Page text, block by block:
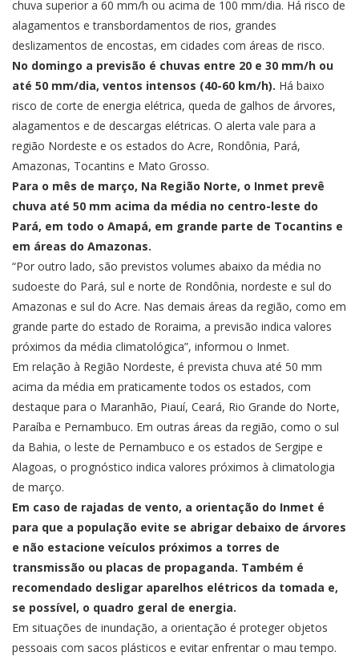
chuva superior a 60 mm/h ou acima de 100 mm/dia. Há risco de
alagamentos e transbordamentos de rios, grandes
deslizamentos de encostas, em cidades com áreas de risco.
No domingo a previsão é chuvas entre 20 e 30 mm/h ou
até 50 mm/dia, ventos intensos (40-60 km/h). Há baixo
risco de corte de energia elétrica, queda de galhos de árvores,
alagamentos e de descargas elétricas. O alerta vale para a
região Nordeste e os estados do Acre, Rondônia, Pará,
Amazonas, Tocantins e Mato Grosso.
Para o mês de março, Na Região Norte, o Inmet prevê
chuva até 50 mm acima da média no centro-leste do
Pará, em todo o Amapá, em grande parte de Tocantins e
em áreas do Amazonas.
“Por outro lado, são previstos volumes abaixo da média no
sudoeste do Pará, sul e norte de Rondônia, nordeste e sul do
Amazonas e sul do Acre. Nas demais áreas da região, como em
grande parte do estado de Roraima, a previsão indica valores
próximos da média climatológica”, informou o Inmet.
Em relação à Região Nordeste, é prevista chuva até 50 mm
acima da média em praticamente todos os estados, com
destaque para o Maranhão, Piauí, Ceará, Rio Grande do Norte,
Paraíba e Pernambuco. Em outras áreas da região, como o sul
da Bahia, o leste de Pernambuco e os estados de Sergipe e
Alagoas, o prognóstico indica valores próximos à climatologia
de março.
Em caso de rajadas de vento, a orientação do Inmet é
para que a população evite se abrigar debaixo de árvores
e não estacione veículos próximos a torres de
transmissão ou placas de propaganda. Também é
recomendado desligar aparelhos elétricos da tomada e,
se possível, o quadro geral de energia.
Em situações de inundação, a orientação é proteger objetos
pessoais com sacos plásticos e evitar enfrentar o mau tempo.